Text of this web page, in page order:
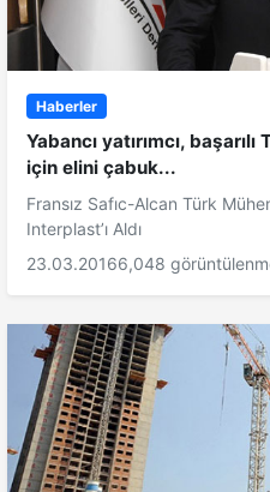
Haberler
Yabancı yatırımcı,
için elini çabuk...
Fransız Safıc-Alcan Türk
Interplast’ı Aldı
23.03.20166,048